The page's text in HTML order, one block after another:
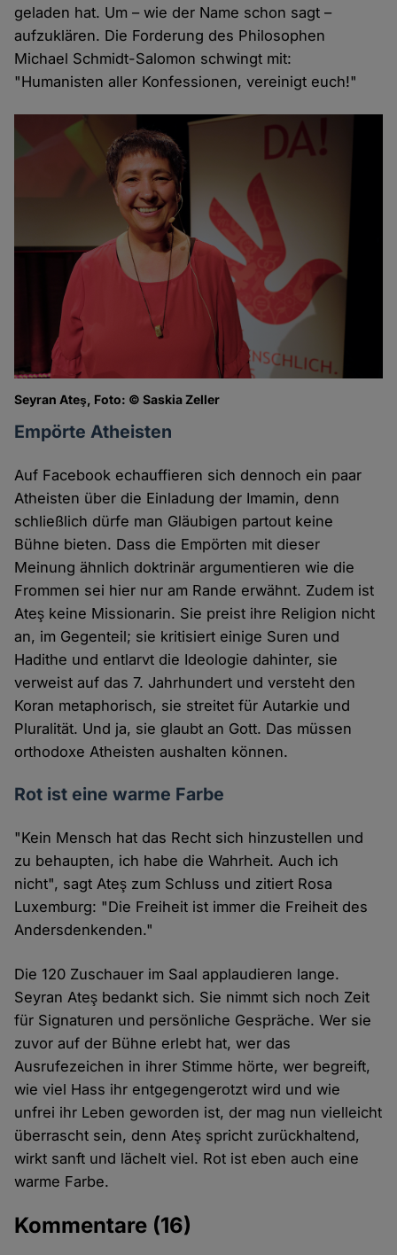
geladen hat. Um – wie der Name schon sagt –
aufzuklären. Die Forderung des Philosophen
Michael Schmidt-Salomon schwingt mit:
"Humanisten aller Konfessionen, vereinigt euch!"
Seyran Ateş, Foto: © Saskia Zeller
Empörte Atheisten
Auf Facebook echauffieren sich dennoch ein paar
Atheisten über die Einladung der Imamin, denn
schließlich dürfe man Gläubigen partout keine
Bühne bieten. Dass die Empörten mit dieser
Meinung ähnlich doktrinär argumentieren wie die
Frommen sei hier nur am Rande erwähnt. Zudem ist
Ateş keine Missionarin. Sie preist ihre Religion nicht
an, im Gegenteil; sie kritisiert einige Suren und
Hadithe und entlarvt die Ideologie dahinter, sie
verweist auf das 7. Jahrhundert und versteht den
Koran metaphorisch, sie streitet für Autarkie und
Pluralität. Und ja, sie glaubt an Gott. Das müssen
orthodoxe Atheisten aushalten können.
Rot ist eine warme Farbe
"Kein Mensch hat das Recht sich hinzustellen und
zu behaupten, ich habe die Wahrheit. Auch ich
nicht", sagt Ateş zum Schluss und zitiert Rosa
Luxemburg: "Die Freiheit ist immer die Freiheit des
Andersdenkenden."
Die 120 Zuschauer im Saal applaudieren lange.
Seyran Ateş bedankt sich. Sie nimmt sich noch Zeit
für Signaturen und persönliche Gespräche. Wer sie
zuvor auf der Bühne erlebt hat, wer das
Ausrufezeichen in ihrer Stimme hörte, wer begreift,
wie viel Hass ihr entgegengerotzt wird und wie
unfrei ihr Leben geworden ist, der mag nun vielleicht
überrascht sein, denn Ateş spricht zurückhaltend,
wirkt sanft und lächelt viel. Rot ist eben auch eine
warme Farbe.
Kommentare (16)